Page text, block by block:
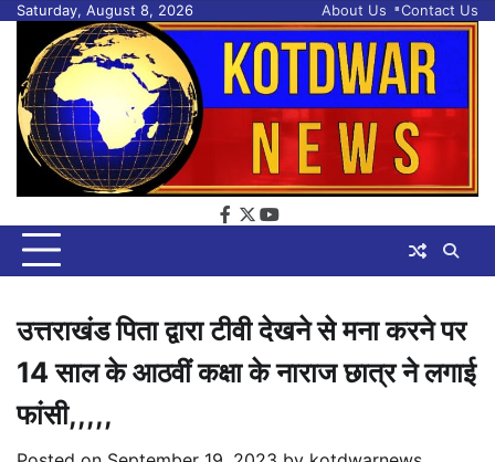
Skip
content
Saturday, August 8, 2026 About Us Contact Us
facebook
twitter
youtube
उत्तराखंड पिता द्वारा टीवी देखने से मना करने पर
14 साल के आठवीं कक्षा के नाराज छात्र ने लगाई
फांसी,,,,,